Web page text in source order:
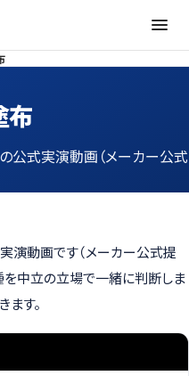
布
公式実演動画（メーカー公式
演動画です（メーカー公式提
を中立の立場で一緒に判断しま
す。